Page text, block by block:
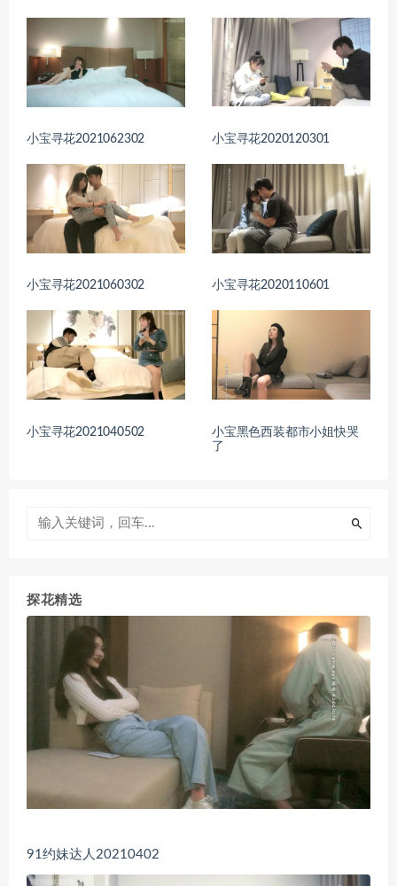
小宝寻花2021062302 小宝寻花2020120301
小宝寻花2021060302 小宝寻花2020110601
小宝寻花2021040502
小宝黑色西装都市小姐快哭
了
探花精选
91约妹达人20210402